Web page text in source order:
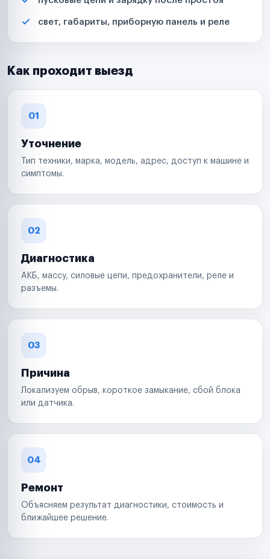
свет, габариты, приборную панель и реле
Как проходит выезд
01
Уточнение
Тип техники, марка, модель, адрес, доступ к машине и
симптомы.
02
Диагностика
АКБ, массу, силовые цепи, предохранители, реле и
разъемы.
03
Причина
Локализуем обрыв, короткое замыкание, сбой блока
или датчика.
04
Ремонт
Объясняем результат диагностики, стоимость и
ближайшее решение.